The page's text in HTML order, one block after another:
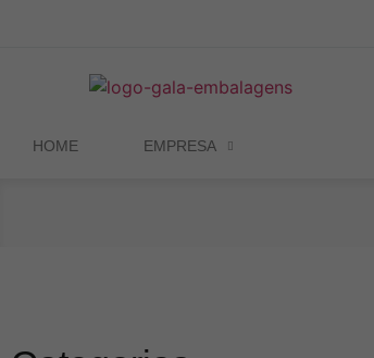
HOME EMPRESA